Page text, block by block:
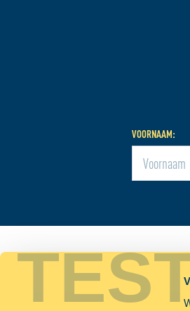
VOORNAAM:
CONTACT
PRIJS AANVRAGEN